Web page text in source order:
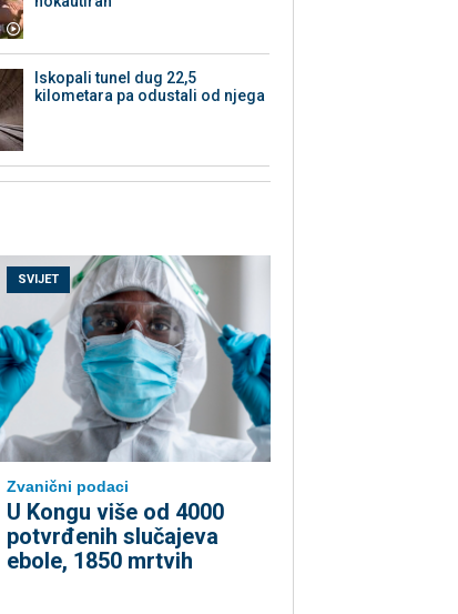
Iskopali tunel dug 22,5
kilometara pa odustali od njega
SVIJET
Zvanični podaci
U Kongu više od 4000
potvrđenih slučajeva
ebole, 1850 mrtvih